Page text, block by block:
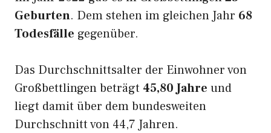
Geburten. Dem stehen im gleichen Jahr 68
Todesfälle gegenüber.
Das Durchschnittsalter der Einwohner von
Großbettlingen beträgt 45,80 Jahre und
liegt damit über dem bundesweiten
Durchschnitt von 44,7 Jahren.